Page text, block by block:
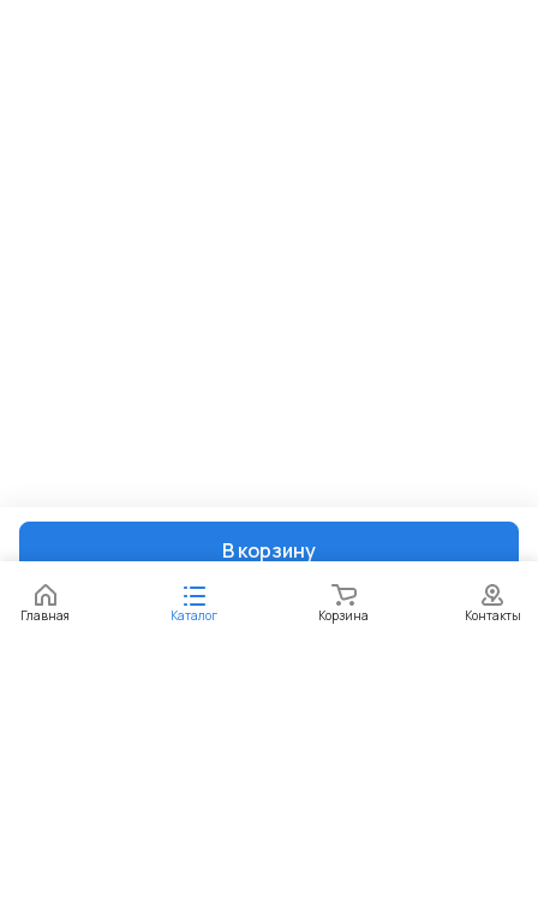
В корзину
Главная Каталог Корзина Контакты